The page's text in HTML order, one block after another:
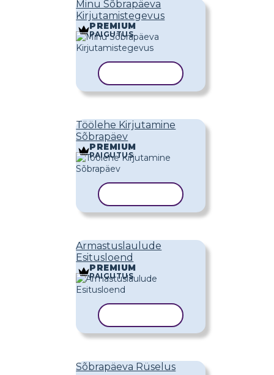
Minu Sõbrapäeva
Kirjutamistegevus
PREMIUM
PAIGUTUS
Töölehe Kirjutamine
Sõbrapäev
PREMIUM
PAIGUTUS
Armastuslaulude
Esitusloend
PREMIUM
PAIGUTUS
Sõbrapäeva Rüselus